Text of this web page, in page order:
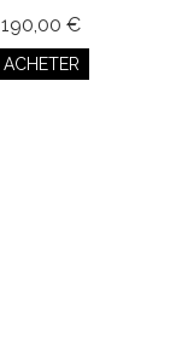
190,00 €
ACHETER